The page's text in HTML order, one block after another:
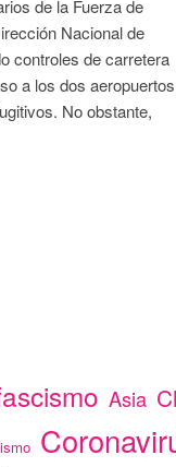
de la Fuerza de
Nacional de
controles de carretera
a los dos aeropuertos
No obstante,
Asia